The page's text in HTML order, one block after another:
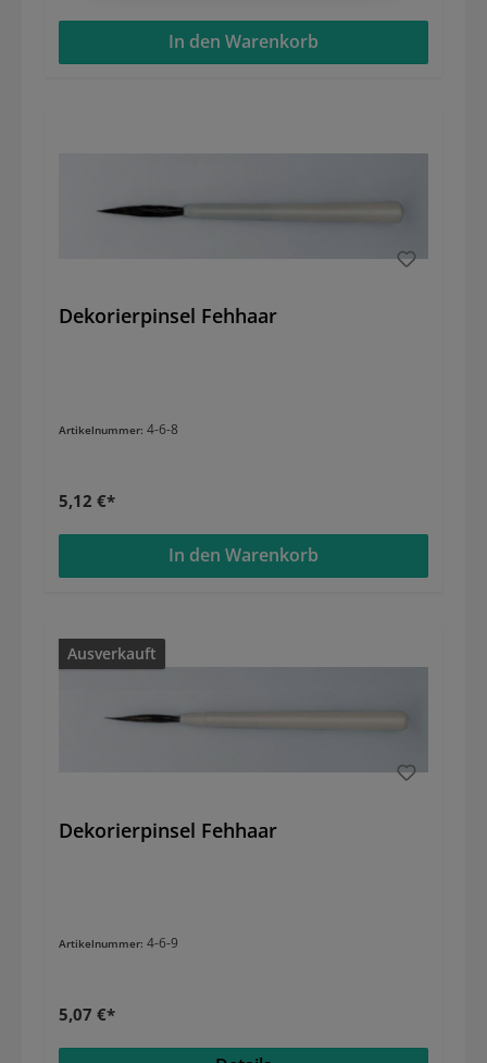
In den Warenkorb
Dekorierpinsel Fehhaar
Artikelnummer: 4-6-8
5,12 €*
In den Warenkorb
Ausverkauft
Dekorierpinsel Fehhaar
Artikelnummer: 4-6-9
5,07 €*